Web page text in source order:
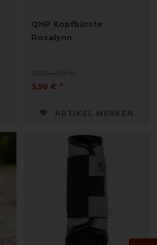
QHP Kopfbürste
Rosalynn
3,96 € *
ARTIKEL MERKEN